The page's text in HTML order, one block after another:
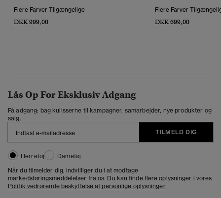
Flere Farver Tilgængelige
DKK 999,00
Flere Farver
DKK 699,00
Lås Op For Eksklusiv Adgang
Få adgang: bag kulisserne til kampagner, samarbejder, nye produkter og
salg.
TILMELD DIG
Herretøj
Dametøj
Når du tilmelder dig, indvilliger du i at modtage
markedsføringsmeddelelser fra os. Du kan finde flere oplysninger i vores
Politik vedrørende beskyttelse af personlige oplysninger